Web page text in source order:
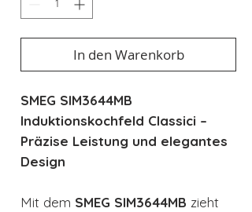
In den Warenkorb
SMEG SIM3644MB
Induktionskochfeld Classici –
Präzise Leistung und elegantes
Design
Mit dem SMEG SIM3644MB zieht